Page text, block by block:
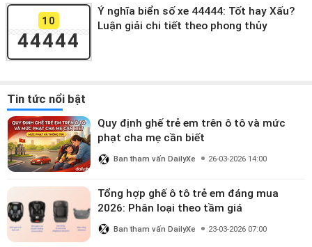
10
44444
Ý nghĩa biển số xe 44444: Tốt hay Xấu?
Luận giải chi tiết theo phong thủy
Tin tức nổi bật
Quy định ghế trẻ em trên ô tô và mức
phạt cha mẹ cần biết
Ban tham vấn DailyXe 26-03-2026 14:00
Tổng hợp ghế ô tô trẻ em đáng mua
2026: Phân loại theo tầm giá
Ban tham vấn DailyXe 23-03-2026 07:00